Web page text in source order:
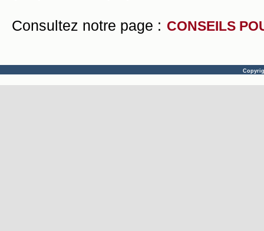
Consultez notre page : CONSEILS